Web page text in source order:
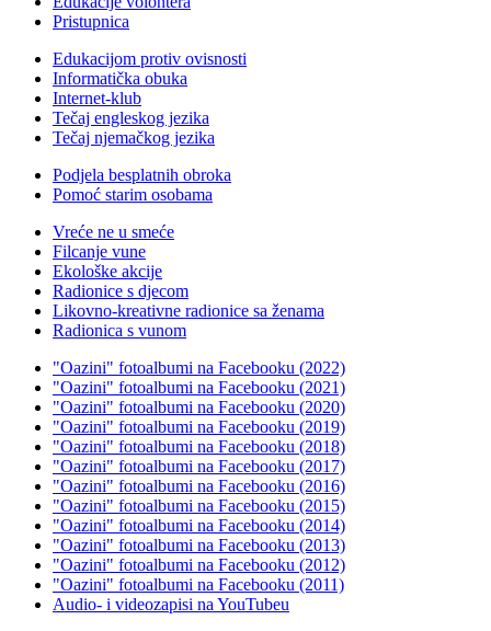
Pristupnica
Edukacijom protiv ovisnosti
Informatička obuka
Internet-klub
Tečaj engleskog jezika
Tečaj njemačkog jezika
Podjela besplatnih obroka
Pomoć starim osobama
Vreće ne u smeće
Filcanje vune
Ekološke akcije
Radionice s djecom
Likovno-kreativne radionice sa ženama
Radionica s vunom
"Oazini" fotoalbumi na Facebooku (2022)
"Oazini" fotoalbumi na Facebooku (2021)
"Oazini" fotoalbumi na Facebooku (2020)
"Oazini" fotoalbumi na Facebooku (2019)
"Oazini" fotoalbumi na Facebooku (2018)
"Oazini" fotoalbumi na Facebooku (2017)
"Oazini" fotoalbumi na Facebooku (2016)
"Oazini" fotoalbumi na Facebooku (2015)
"Oazini" fotoalbumi na Facebooku (2014)
"Oazini" fotoalbumi na Facebooku (2013)
"Oazini" fotoalbumi na Facebooku (2012)
"Oazini" fotoalbumi na Facebooku (2011)
Audio- i videozapisi na YouTubeu